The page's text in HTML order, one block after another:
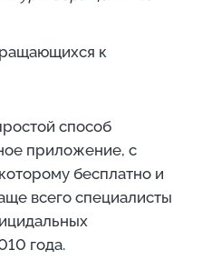
к
способ
приложение, с
бесплатно и
всего специалисты
года.